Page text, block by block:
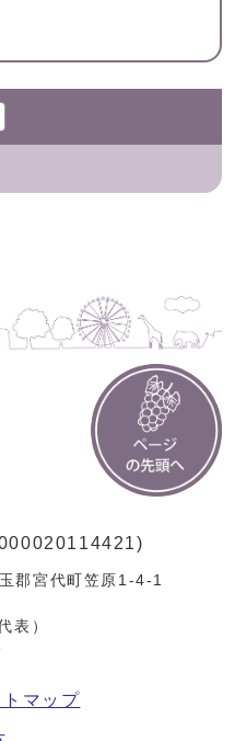
郡宮代町笠原1-4-1
表）
マップ